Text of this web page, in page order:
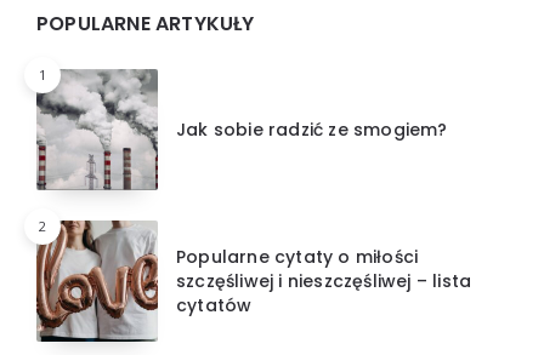
Widgets
POPULARNE ARTYKUŁY
1
Jak sobie radzić ze smogiem?
2
Popularne cytaty o miłości
szczęśliwej i nieszczęśliwej – lista
cytatów